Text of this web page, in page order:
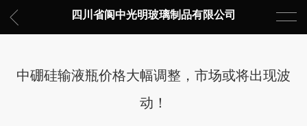
四川省阆中光明玻璃制品有限公司
中硼硅输液瓶价格大幅调整，市场或将出现波
动！